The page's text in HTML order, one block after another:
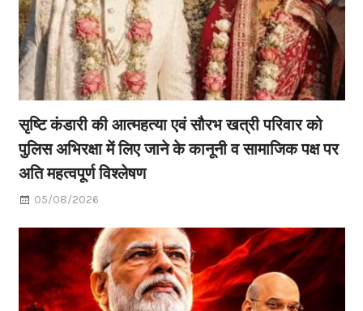
सृष्टि कंडारी की आत्महत्या एवं सौरभ खत्री परिवार को
पुलिस अभिरक्षा में लिए जाने के कानूनी व सामाजिक पक्ष पर
अति महत्वपूर्ण विश्लेषण
05/08/2026